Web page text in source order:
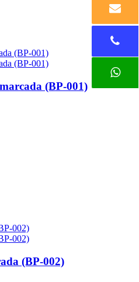
(BP-001)
(BP-002)